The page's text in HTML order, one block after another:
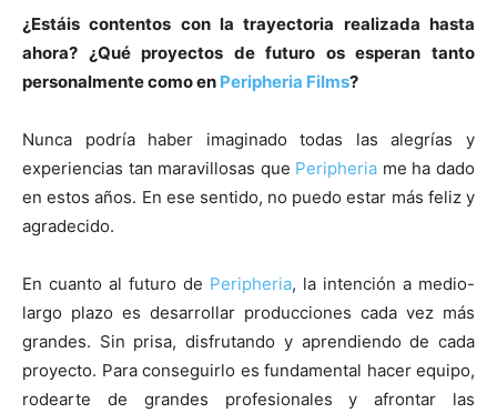
¿Estáis contentos con la trayectoria realizada hasta
ahora? ¿Qué proyectos de futuro os esperan tanto
personalmente como en Peripheria Films?
Nunca podría haber imaginado todas las alegrías y
experiencias tan maravillosas que Peripheria me ha dado
en estos años. En ese sentido, no puedo estar más feliz y
agradecido.
En cuanto al futuro de Peripheria, la intención a medio-
largo plazo es desarrollar producciones cada vez más
grandes. Sin prisa, disfrutando y aprendiendo de cada
proyecto. Para conseguirlo es fundamental hacer equipo,
rodearte de grandes profesionales y afrontar las